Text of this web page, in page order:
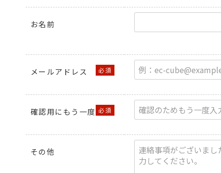
お名前
メールアドレス
確認用にもう一度
その他